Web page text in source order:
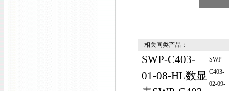
相关同类产品：
SWP-C403-
01-08-HL数显
SWP-
C403-
02-09-